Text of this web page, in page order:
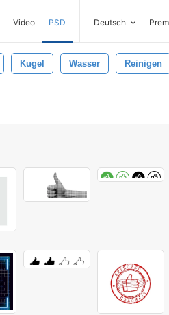
Video PSD Deutsch
Kugel Wasser Reinigen